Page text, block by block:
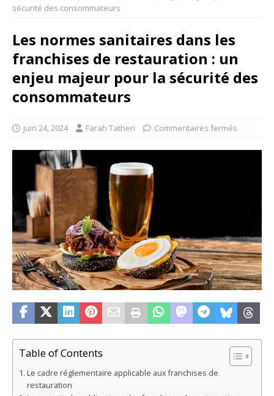
sécurité des consommateurs
Les normes sanitaires dans les
franchises de restauration : un
enjeu majeur pour la sécurité des
consommateurs
juin 24, 2024 Farah Tatheri Commentaires fermés
Table of Contents
Le cadre réglementaire applicable aux franchises de
restauration